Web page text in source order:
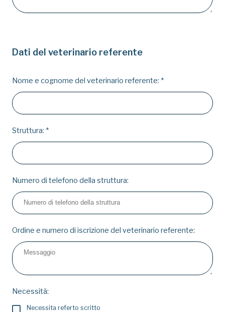
Dati del veterinario referente
Nome e cognome del veterinario referente: *
Struttura: *
Numero di telefono della struttura:
Ordine e numero di iscrizione del veterinario referente:
Necessità:
Necessita referto scritto